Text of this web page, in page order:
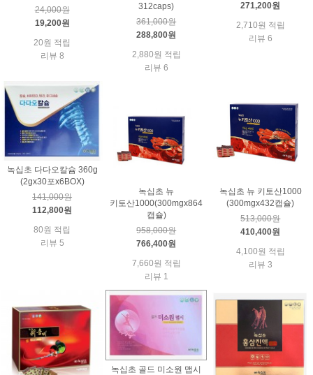
24,000원
19,200원
20원 적립
리뷰 8
312caps)
361,000원
288,800원
2,880원 적립
리뷰 6
271,200원
2,710원 적립
리뷰 6
녹십초 다다오칼슘 360g
(2gx30포x6BOX)
141,000원
112,800원
80원 적립
리뷰 5
녹십초 뉴
키토산1000(300mgx864
캡슐)
958,000원
766,400원
7,660원 적립
리뷰 1
녹십초 뉴 키토산1000
(300mgx432캡슐)
513,000원
410,400원
4,100원 적립
리뷰 3
녹십초 골드 미소원 맵시